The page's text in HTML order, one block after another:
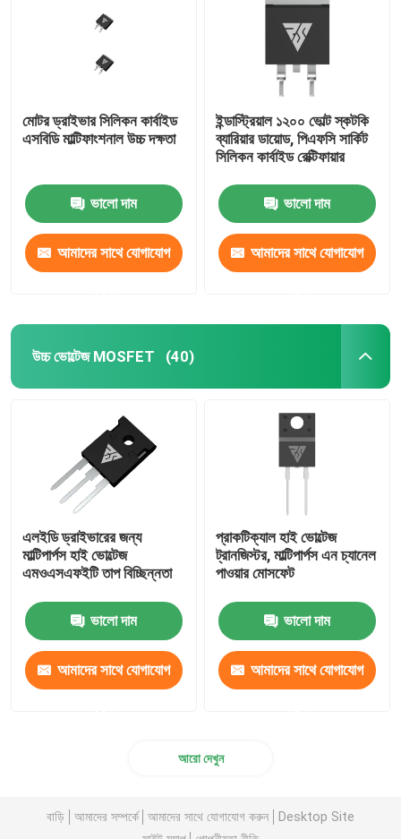
মোটর ড্রাইভার সিলিকন কার্বাইড
এসবিডি মাল্টিফাংশনাল উচ্চ দক্ষতা
ভালো দাম
আমাদের সাথে যোগাযোগ
ইন্ডাস্ট্রিয়াল ১২০০ ভোল্ট স্কটকি
ব্যারিয়ার ডায়োড, পিএফসি সার্কিট
সিলিকন কার্বাইড রেক্টিফায়ার
ভালো দাম
আমাদের সাথে যোগাযোগ
উচ্চ ভোল্টেজ MOSFET (40)
এলইডি ড্রাইভারের জন্য
মাল্টিপার্পস হাই ভোল্টেজ
এমওএসএফইটি তাপ বিচ্ছিন্নতা
ভালো দাম
আমাদের সাথে যোগাযোগ
প্রাকটিক্যাল হাই ভোল্টেজ
ট্রানজিস্টর, মাল্টিপার্পস এন চ্যানেল
পাওয়ার মোসফেট
ভালো দাম
আমাদের সাথে যোগাযোগ
আরো দেখুন
বাড়ি আমাদের সম্পর্কে আমাদের সাথে যোগাযোগ করুন
Desktop Site